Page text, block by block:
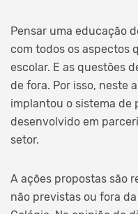
Pensar uma educação
com todos os aspectos
escolar. E as questões
de fora. Por isso, neste
implantou o sistema de
desenvolvido em
setor.
A ações propostas são
não previstas ou fora